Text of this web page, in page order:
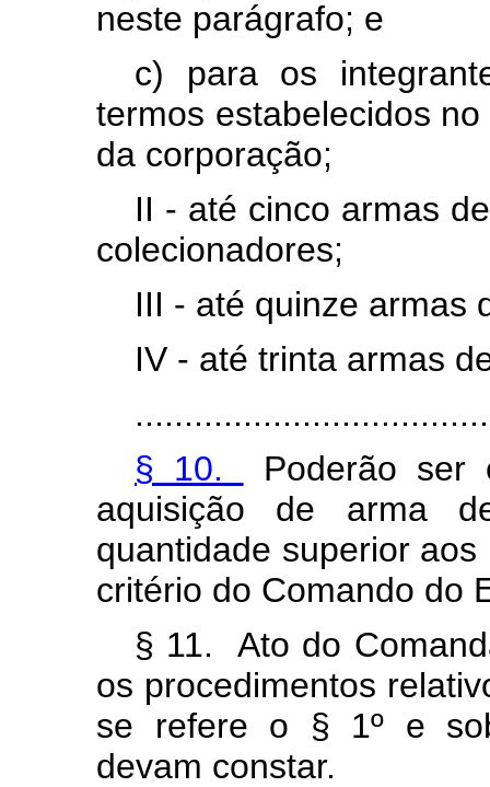
neste parágrafo; e
c) para os
termos estabelecidos
da corporação;
II - até cinco armas
colecionadores;
III - até quinze armas
IV - até trinta armas
§ 10.
Poderão ser
aquisição de arma
quantidade superior
critério do Comando do
§ 11. Ato do
os procedimentos
se refere o § 1º e
devam constar.